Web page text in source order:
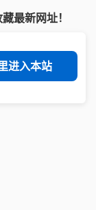
最新网址！
进入本站